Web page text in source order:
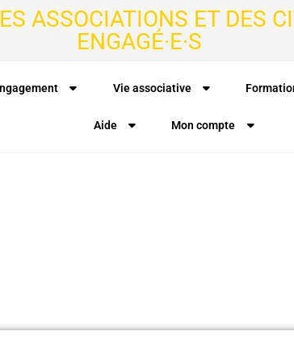
ASSOCIATIONS ET DES
ENGAGÉ·E·S
Vie associative
Aide Mon compte